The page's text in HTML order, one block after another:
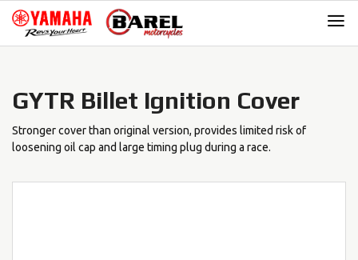
Skip
navigation
Skip
content
GYTR Billet Ignition Cover
Stronger cover than original version, provides limited risk of
loosening oil cap and large timing plug during a race.